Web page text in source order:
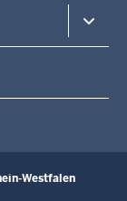
Westfalen